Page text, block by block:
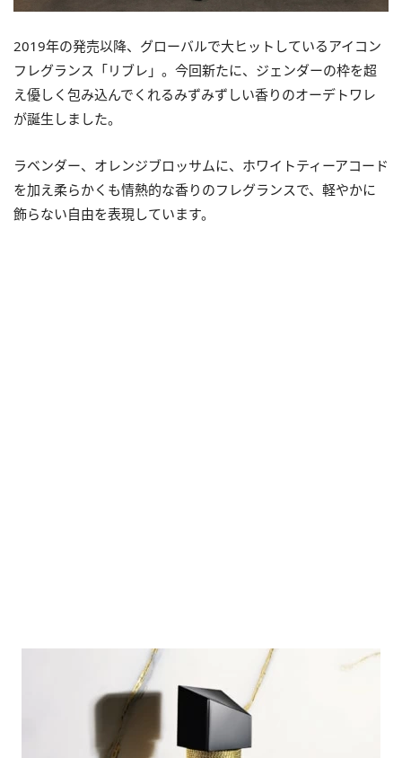
2019年の発売以降、グローバルで大ヒットしているアイコン
フレグランス「リブレ」。今回新たに、ジェンダーの枠を超
え優しく包み込んでくれるみずみずしい香りのオーデトワレ
が誕生しました。
ラベンダー、オレンジブロッサムに、ホワイトティーアコード
を加え柔らかくも情熱的な香りのフレグランスで、軽やかに
飾らない自由を表現しています。